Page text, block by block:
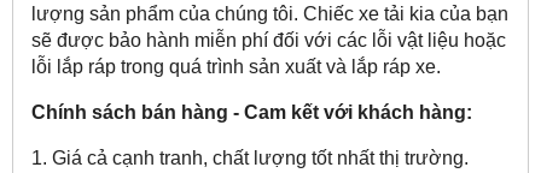
lượng sản phẩm của chúng tôi. Chiếc xe tải kia của bạn
sẽ được bảo hành miễn phí đối với các lỗi vật liệu hoặc
lỗi lắp ráp trong quá trình sản xuất và lắp ráp xe.
Chính sách bán hàng - Cam kết với khách hàng:
1. Giá cả cạnh tranh, chất lượng tốt nhất thị trường.